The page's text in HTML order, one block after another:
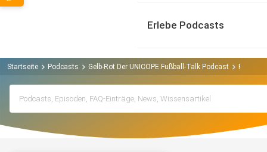
Erlebe Podcasts
Startseite Podcasts Gelb-Rot Der UNICOPE Fußball-Talk Podcast F63 |